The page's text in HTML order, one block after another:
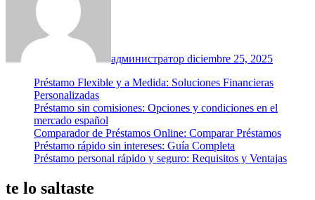
администратор diciembre 25, 2025
Préstamo Flexible y a Medida: Soluciones Financieras
Personalizadas
Préstamo sin comisiones: Opciones y condiciones en el
mercado español
Comparador de Préstamos Online: Comparar Préstamos
Préstamo rápido sin intereses: Guía Completa
Préstamo personal rápido y seguro: Requisitos y Ventajas
te lo saltaste